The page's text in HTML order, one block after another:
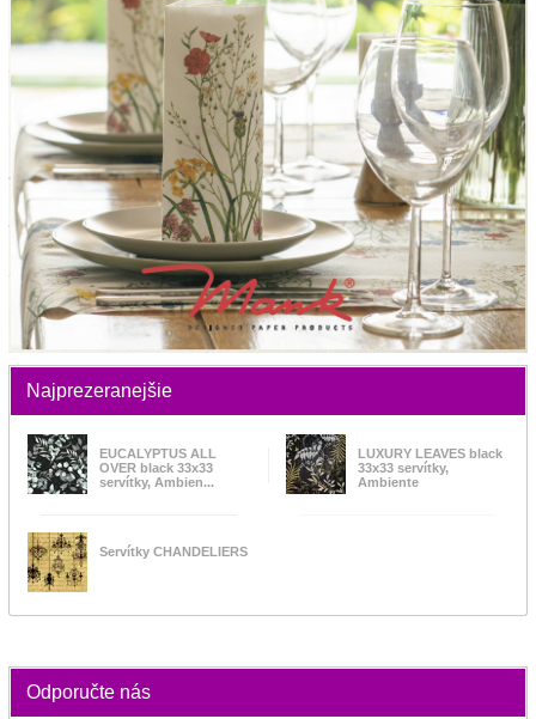
Najprezeranejšie
EUCALYPTUS ALL
OVER black 33x33
servítky, Ambien...
LUXURY LEAVES black
33x33 servítky,
Ambiente
Servítky CHANDELIERS
Odporučte nás